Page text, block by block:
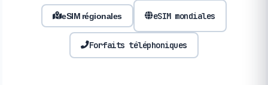
eSIM régionales eSIM mondiales
Forfaits téléphoniques